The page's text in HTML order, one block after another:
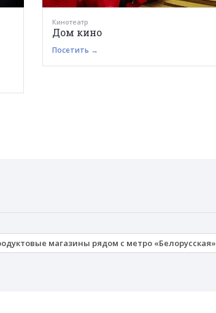
Кинотеатр
Дом кино
Посетить →
магазины рядом с метро «Белорусская»